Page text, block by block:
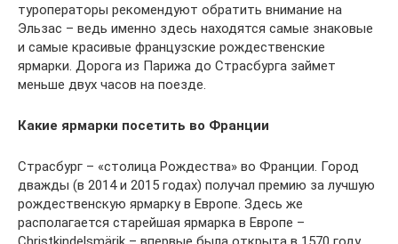
туроператоры рекомендуют обратить внимание на
Эльзас – ведь именно здесь находятся самые знаковые
и самые красивые французские рождественские
ярмарки. Дорога из Парижа до Страсбурга займет
меньше двух часов на поезде.
Какие ярмарки посетить во Франции
Страсбург – «столица Рождества» во Франции. Город
дважды (в 2014 и 2015 годах) получал премию за лучшую
рождественскую ярмарку в Европе. Здесь же
располагается старейшая ярмарка в Европе –